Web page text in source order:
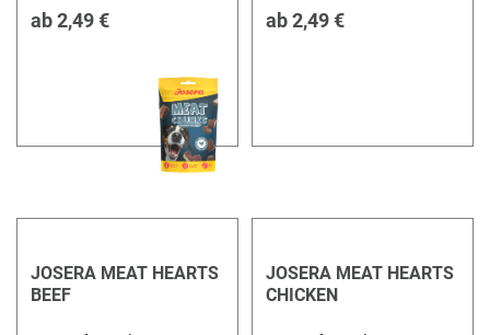
ab2,49 € ab2,49 €
JOSERA MEAT HEARTS
BEEF
JOSERA MEAT HEARTS
CHICKEN